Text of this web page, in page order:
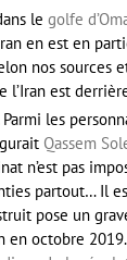
le golfe
en est en
nos sources
l’Iran est
Parmi les
Qassem
n’est pas
partout… Il
pose un
en octobre 2019